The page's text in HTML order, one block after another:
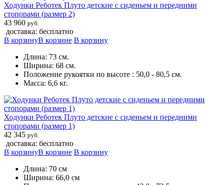
Ходунки Реботек Плуто детские с сиденьем и передними
стопорами (размер 2)
43 960 руб.
доставка: бесплатно
В корзинуВ корзине В корзину
Длина: 73 см.
Ширина: 68 см.
Положение рукоятки по высоте : 50,0 - 80,5 см.
Масса: 6,6 кг.
Ходунки Реботек Плуто детские с сиденьем и передними
стопорами (размер 1)
42 345 руб.
доставка: бесплатно
В корзинуВ корзине В корзину
Длина: 70 см
Ширина: 66,0 см